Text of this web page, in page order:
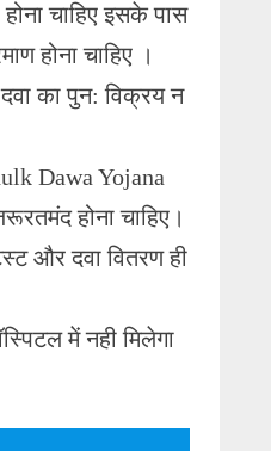
चाहिए इसके पास
होना चाहिए ।
दवा का पुन: विक्रय न
Dawa Yojana
होना चाहिए।
और दवा वितरण ही
में नही मिलेगा